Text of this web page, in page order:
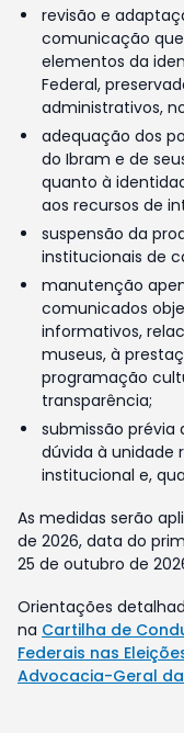
revisão e
comunicação
elementos da
Federal,
administrativos,
adequação dos
do Ibram e de
quanto à
aos recursos de
suspensão da
institucionais de
manutenção
comunicados
informativos,
museus, à
programação
transparência;
submissão prévia
dúvida à unidade
institucional e,
As medidas serão
de 2026, data do
25 de outubro de
Orientações
na Cartilha de
Federais nas
Advocacia-Geral